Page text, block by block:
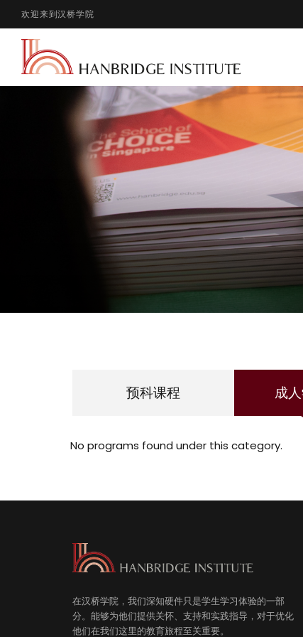
欢迎来到汉桥学院
预科课程 成
No programs found under this category.
在汉桥学院，我们深知硬件只是学生学习体验的一部
分。能够为他们提供关怀、支持和实践指导，对于优化
他们在我们这里的教育旅程至关重要。